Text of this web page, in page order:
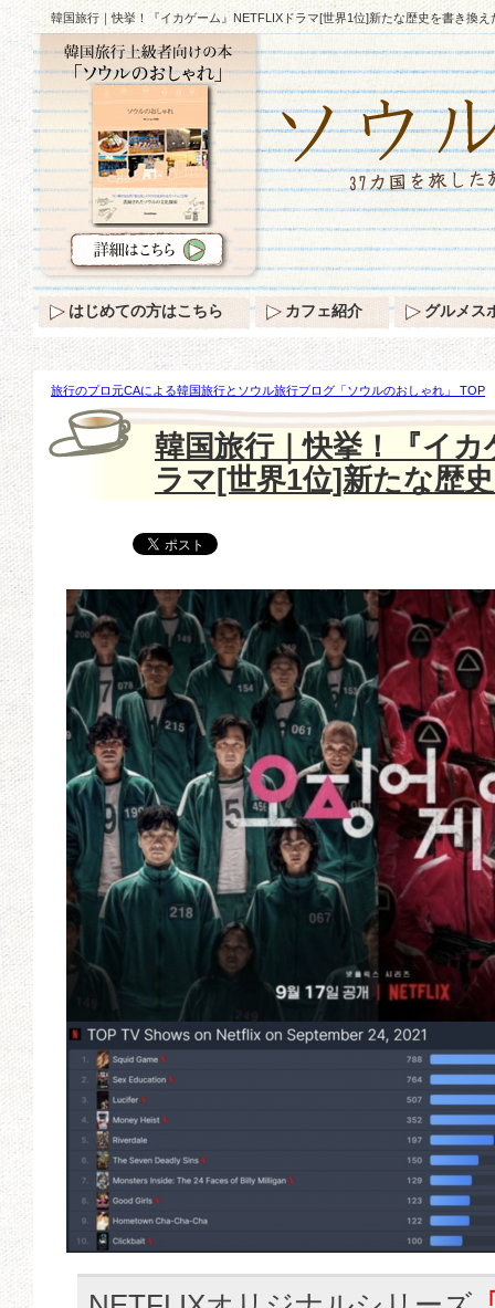
韓国旅行｜快挙！『イカゲーム』NETFLIXドラマ[世界1位]新たな歴史を書き換え
旅行のプロ元CAによる韓国旅行とソウル旅行ブログ「ソウルのおしゃれ」 TOP
カゲーム』NETFLIXドラマ[世界1位]新たな歴史を書き換えた！
韓国旅行｜快挙！『イ
ラマ[世界1位]新たな歴
はじめての方はこちら カフェ紹介 グルメス